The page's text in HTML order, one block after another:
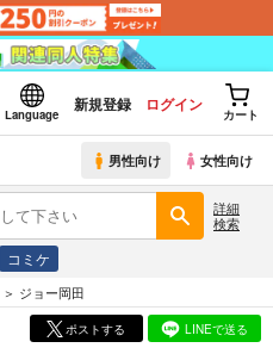
Language
新規登録 ログイン
カート
男性向け 女性向け
詳細
検索
コミケ
ジョー岡田
ポストする LINEで送る